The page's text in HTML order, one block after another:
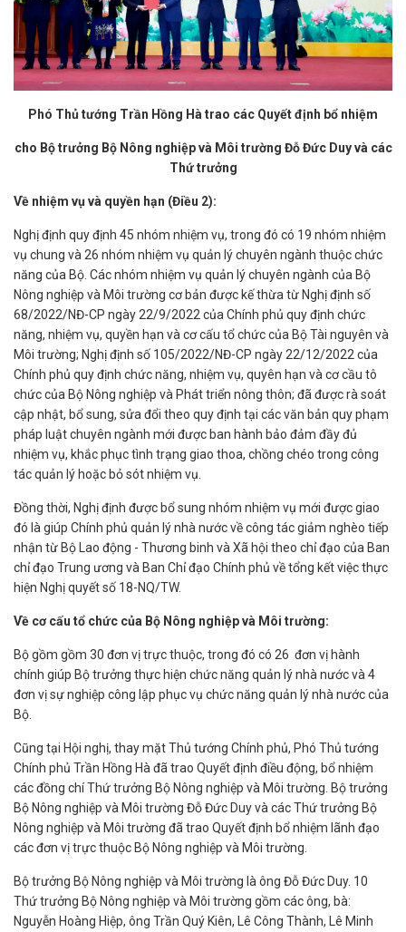
Phó Thủ tướng Trần Hồng Hà trao các Quyết định bổ nhiệm
cho Bộ trưởng Bộ Nông nghiệp và Môi trường Đỗ Đức Duy và các
Thứ trưởng
Về nhiệm vụ và quyền hạn (Điều 2):
Nghị định quy định 45 nhóm nhiệm vụ, trong đó có 19 nhóm nhiệm
vụ chung và 26 nhóm nhiệm vụ quản lý chuyên ngành thuộc chức
năng của Bộ. Các nhóm nhiệm vụ quản lý chuyên ngành của Bộ
Nông nghiệp và Môi trường cơ bản được kế thừa từ Nghị định số
68/2022/NĐ-CP ngày 22/9/2022 của Chính phủ quy định chức
năng, nhiệm vụ, quyền hạn và cơ cấu tổ chức của Bộ Tài nguyên và
Môi trường; Nghị định số 105/2022/NĐ-CP ngày 22/12/2022 của
Chính phủ quy định chức năng, nhiệm vụ, quyên hạn và cơ cầu tô
chức của Bộ Nông nghiệp và Phát triển nông thôn; đã được rà soát
cập nhật, bổ sung, sửa đổi theo quy định tại các văn bản quy phạm
pháp luật chuyên ngành mới được ban hành bảo đảm đầy đủ
nhiệm vụ, khắc phục tình trạng giao thoa, chồng chéo trong công
tác quản lý hoặc bỏ sót nhiệm vụ.
Đồng thời, Nghị định được bổ sung nhóm nhiệm vụ mới được giao
đó là giúp Chính phủ quản lý nhà nước về công tác giảm nghèo tiếp
nhận từ Bộ Lao động - Thương binh và Xã hội theo chỉ đạo của Ban
chỉ đạo Trung ương và Ban Chỉ đạo Chính phủ về tổng kết việc thực
hiện Nghị quyết số 18-NQ/TW.
Về cơ cấu tổ chức của Bộ Nông nghiệp và Môi trường:
Bộ gồm gồm 30 đơn vị trực thuộc, trong đó có 26 đơn vị hành
chính giúp Bộ trưởng thực hiện chức năng quản lý nhà nước và 4
đơn vị sự nghiệp công lập phục vụ chức năng quản lý nhà nước của
Bộ.
Cũng tại Hội nghị, thay mặt Thủ tướng Chính phủ, Phó Thủ tướng
Chính phủ Trần Hồng Hà đã trao Quyết định điều động, bổ nhiệm
các đồng chí Thứ trưởng Bộ Nông nghiệp và Môi trường. Bộ trưởng
Bộ Nông nghiệp và Môi trường Đỗ Đức Duy và các Thứ trưởng Bộ
Nông nghiệp và Môi trường đã trao Quyết định bổ nhiệm lãnh đạo
các đơn vị trực thuộc Bộ Nông nghiệp và Môi trường.
Bộ trưởng Bộ Nông nghiệp và Môi trường là ông Đỗ Đức Duy. 10
Thứ trưởng Bộ Nông nghiệp và Môi trường gồm các ông, bà:
Nguyễn Hoàng Hiệp, ông Trần Quý Kiên, Lê Công Thành, Lê Minh